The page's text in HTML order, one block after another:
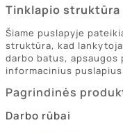
Tinklapio struktūra
Šiame puslapyje
struktūra, kad
darbo batus, apsaugos
informacinius
Pagrindinės
Darbo rūbai